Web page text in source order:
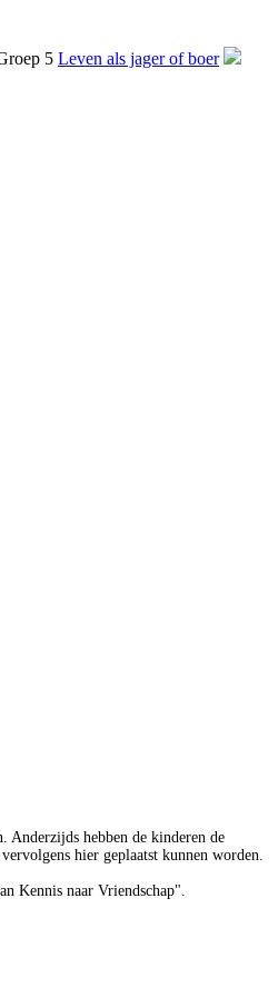
5 Leven als jager of boer
Anderzijds hebben de kinderen de
hier geplaatst kunnen worden.
Kennis naar Vriendschap".